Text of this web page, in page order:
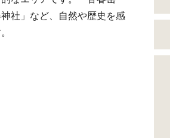
社」など、自然や歴史を感